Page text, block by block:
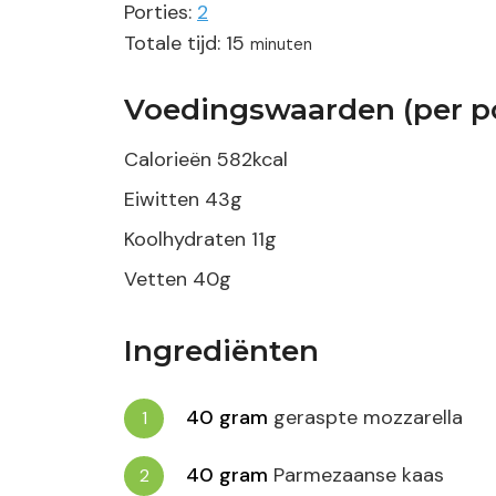
Porties: 2
Totale tijd: 15 minuten
minuten
Voedingswaarden (per
Calorieën 582kcal
Eiwitten 43g
Koolhydraten 11g
Vetten 40g
Ingrediënten
40 gram geraspte mozzarella
40 gram Parmezaanse kaas